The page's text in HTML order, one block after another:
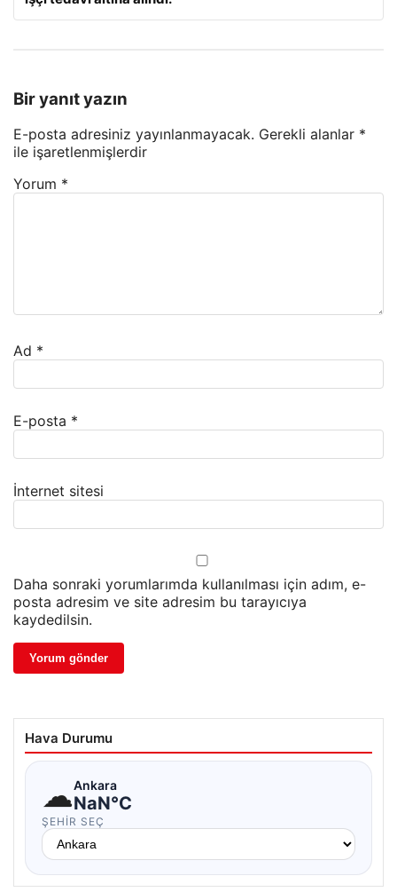
Bir yanıt yazın
E-posta adresiniz yayınlanmayacak. Gerekli alanlar *
ile işaretlenmişlerdir
Yorum *
Ad *
E-posta *
İnternet sitesi
Daha sonraki yorumlarımda kullanılması için adım, e-
posta adresim ve site adresim bu tarayıcıya
kaydedilsin.
Hava Durumu
☁Ankara
NaN°C
ŞEHIR SEÇ